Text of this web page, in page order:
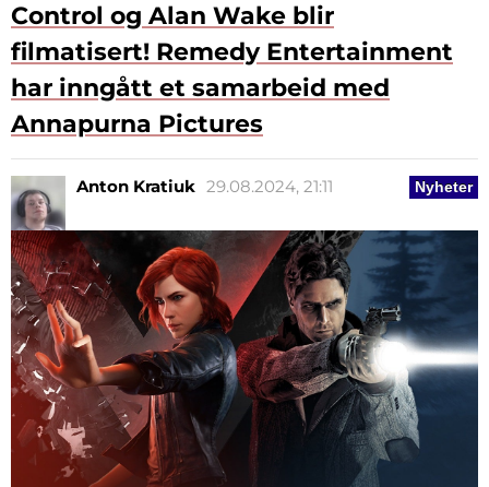
Control og Alan Wake blir
filmatisert! Remedy Entertainment
har inngått et samarbeid med
Annapurna Pictures
Nyheter
Anton Kratiuk 29.08.2024, 21:11